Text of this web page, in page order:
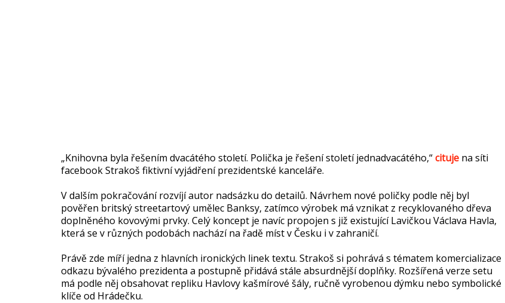
„Knihovna byla řešením dvacátého století. Polička je řešení století jednadvacátého,“cituje na síti
facebook Strakoš fiktivní vyjádření prezidentské kanceláře.
V dalším pokračování rozvíjí autor nadsázku do detailů. Návrhem nové poličky podle něj byl
pověřen britský streetartový umělec Banksy, zatímco výrobek má vznikat z recyklovaného dřeva
doplněného kovovými prvky. Celý koncept je navíc propojen s již existující Lavičkou Václava Havla,
která se v různých podobách nachází na řadě míst v Česku i v zahraničí.
Právě zde míří jedna z hlavních ironických linek textu. Strakoš si pohrává s tématem komercializace
odkazu bývalého prezidenta a postupně přidává stále absurdnější doplňky. Rozšířená verze setu
má podle něj obsahovat repliku Havlovy kašmírové šály, ručně vyrobenou dýmku nebo symbolické
klíče od Hrádečku.